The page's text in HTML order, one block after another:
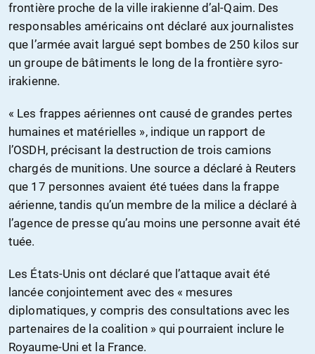
frontière proche de la ville irakienne d’al-Qaim. Des
responsables américains ont déclaré aux journalistes
que l’armée avait largué sept bombes de 250 kilos sur
un groupe de bâtiments le long de la frontière syro-
irakienne.
« Les frappes aériennes ont causé de grandes pertes
humaines et matérielles », indique un rapport de
l’OSDH, précisant la destruction de trois camions
chargés de munitions. Une source a déclaré à Reuters
que 17 personnes avaient été tuées dans la frappe
aérienne, tandis qu’un membre de la milice a déclaré à
l’agence de presse qu’au moins une personne avait été
tuée.
Les États-Unis ont déclaré que l’attaque avait été
lancée conjointement avec des « mesures
diplomatiques, y compris des consultations avec les
partenaires de la coalition » qui pourraient inclure le
Royaume-Uni et la France.